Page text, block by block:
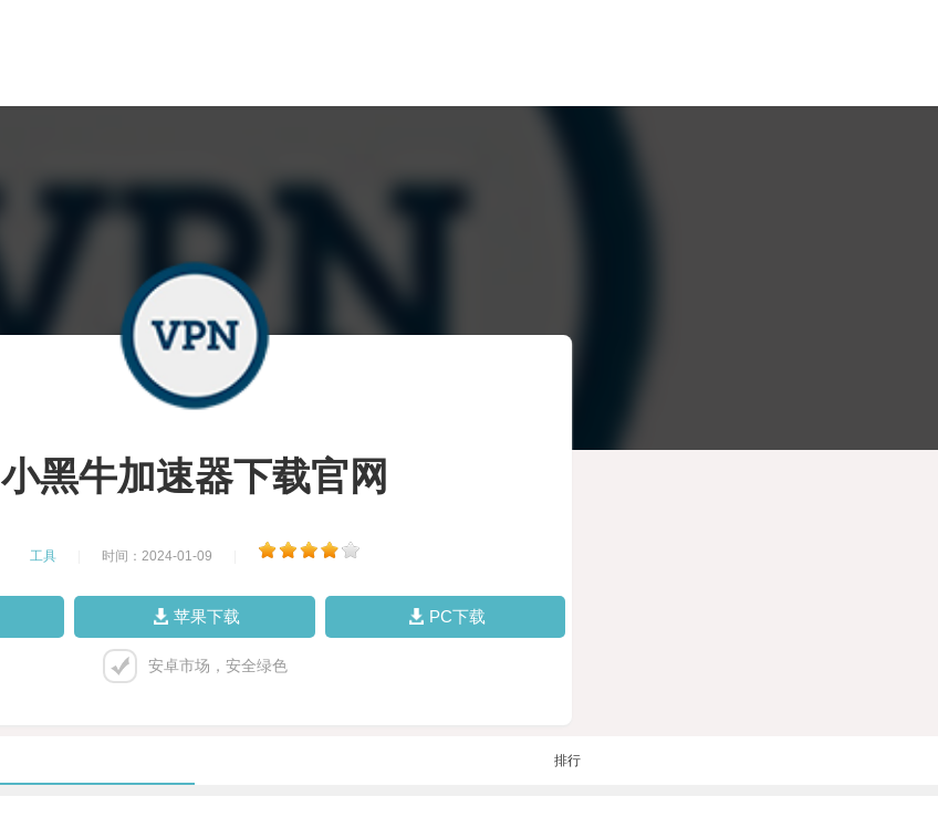
小黑牛加速器下载官网
工具 时间：2024-01-09
苹果下载 PC下载
安卓市场，安全绿色
排行